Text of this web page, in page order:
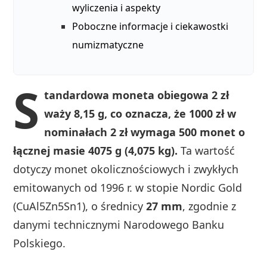
wyliczenia i aspekty
Poboczne informacje i ciekawostki
numizmatyczne
S tandardowa moneta obiegowa 2 zł
waży 8,15 g, co oznacza, że 1000 zł w
nominałach 2 zł wymaga 500 monet o
łącznej masie 4075 g (4,075 kg). Ta wartość
dotyczy monet okolicznościowych i zwykłych
emitowanych od 1996 r. w stopie Nordic Gold
(CuAl5Zn5Sn1), o średnicy27 mm, zgodnie z
danymi technicznymi Narodowego Banku
Polskiego.